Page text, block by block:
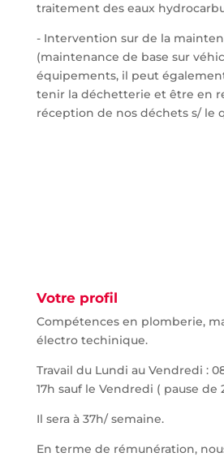
traitement des eaux
- Intervention sur de la
(maintenance de base sur
équipements, il peut
tenir la déchetterie et être en
réception de nos déchets s/ le
Votre profil
Compétences en plomberie,
électro techinique.
Travail du Lundi au Vendredi :
17h sauf le Vendredi ( pause de
Il sera à 37h/ semaine.
En terme de rémunération,